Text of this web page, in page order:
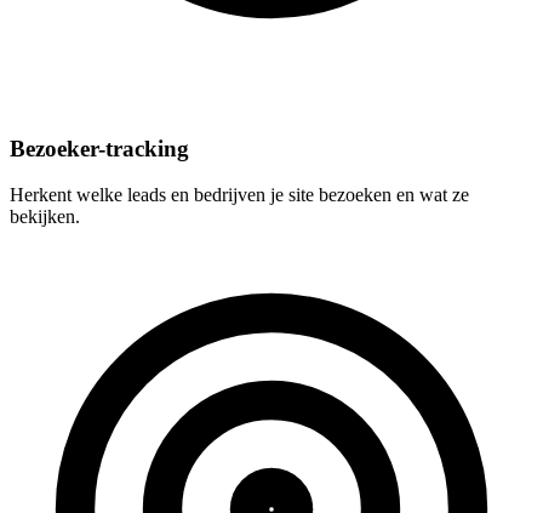
Bezoeker-tracking
Herkent welke leads en bedrijven je site bezoeken en wat ze
bekijken.